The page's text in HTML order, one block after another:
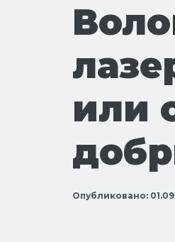
или
Опубликовано: